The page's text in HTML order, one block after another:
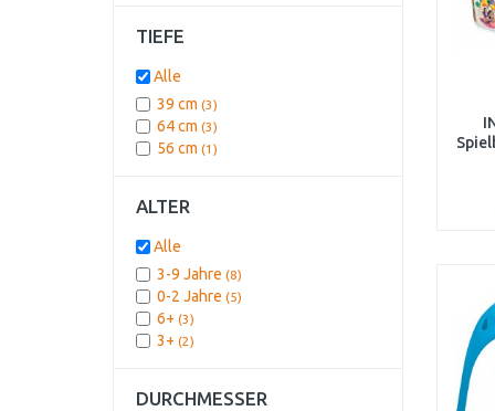
TIEFE
Alle
39 cm (3)
64 cm (3)
56 cm (1)
ALTER
Alle
3-9 Jahre (8)
0-2 Jahre (5)
6+ (3)
3+ (2)
DURCHMESSER